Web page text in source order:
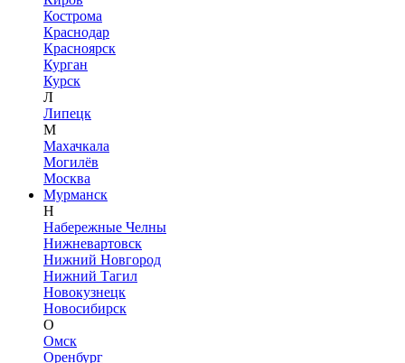
Кострома
Краснодар
Красноярск
Курган
Курск
Л
Липецк
М
Махачкала
Могилёв
Москва
Мурманск
Н
Набережные Челны
Нижневартовск
Нижний Новгород
Нижний Тагил
Новокузнецк
Новосибирск
О
Омск
Оренбург